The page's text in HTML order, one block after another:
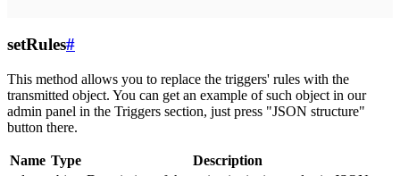
setRules#
This method allows you to replace the triggers' rules with the
transmitted object. You can get an example of such object in our
admin panel in the Triggers section, just press "JSON structure"
button there.
Name Type
Description